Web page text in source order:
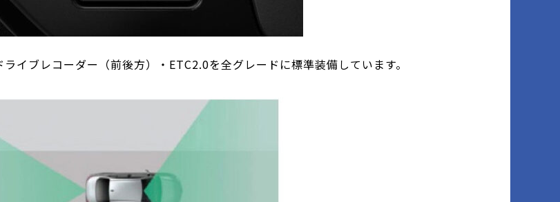
イブレコーダー（前後方）・ETC2.0を全グレードに標準装備しています。